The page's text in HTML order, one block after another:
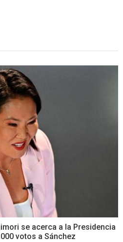
se acerca a la Presidencia
votos a Sánchez